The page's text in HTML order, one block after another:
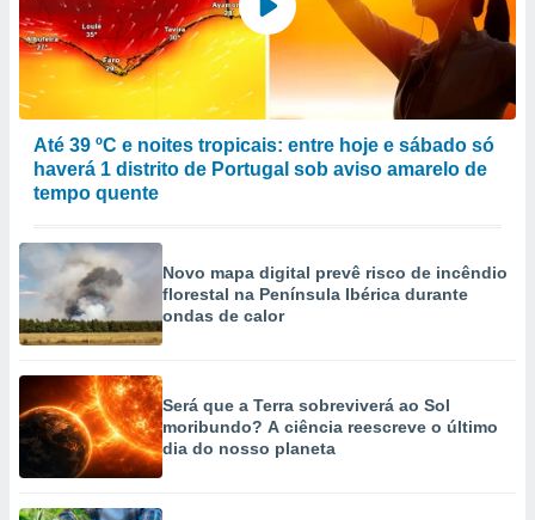
o
ou aceder
para
utilizar
criar
Até 39 ºC e noites tropicais: entre hoje e sábado só
haverá 1 distrito de Portugal sob aviso amarelo de
tempo quente
Novo mapa digital prevê risco de incêndio
florestal na Península Ibérica durante
ondas de calor
Será que a Terra sobreviverá ao Sol
moribundo? A ciência reescreve o último
dia do nosso planeta